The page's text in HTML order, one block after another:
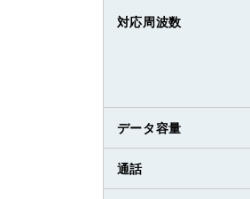
対応周波数
データ容量
通話